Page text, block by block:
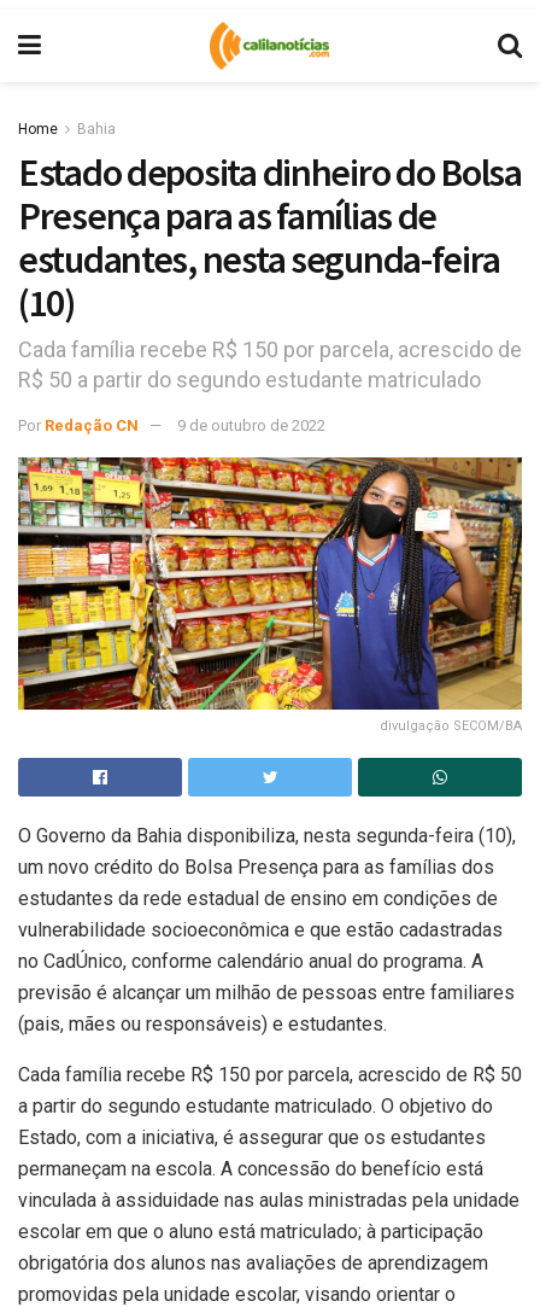
Home Bahia
Estado deposita dinheiro do Bolsa
Presença para as famílias de
estudantes, nesta segunda-feira
(10)
Cada família recebe R$ 150 por parcela, acrescido de
R$ 50 a partir do segundo estudante matriculado
Por Redação CN 9 de outubro de 2022
divulgação SECOM/BA
O Governo da Bahia disponibiliza, nesta segunda-feira (10),
um novo crédito do Bolsa Presença para as famílias dos
estudantes da rede estadual de ensino em condições de
vulnerabilidade socioeconômica e que estão cadastradas
no CadÚnico, conforme calendário anual do programa. A
previsão é alcançar um milhão de pessoas entre familiares
(pais, mães ou responsáveis) e estudantes.
Cada família recebe R$ 150 por parcela, acrescido de R$ 50
a partir do segundo estudante matriculado. O objetivo do
Estado, com a iniciativa, é assegurar que os estudantes
permaneçam na escola. A concessão do benefício está
vinculada à assiduidade nas aulas ministradas pela unidade
escolar em que o aluno está matriculado; à participação
obrigatória dos alunos nas avaliações de aprendizagem
promovidas pela unidade escolar, visando orientar o